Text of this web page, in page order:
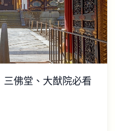
三佛堂、大猷院必看